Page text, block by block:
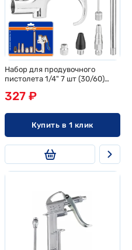
Набор для продувочного
пистолета 1/4" 7 шт (30/60)
327 ₽
Купить в 1 клик